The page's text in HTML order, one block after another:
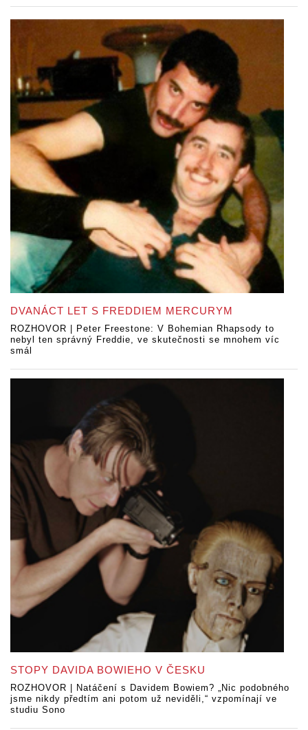
DVANÁCT LET S FREDDIEM MERCURYM
ROZHOVOR | Peter Freestone: V Bohemian Rhapsody to
nebyl ten správný Freddie, ve skutečnosti se mnohem víc
smál
STOPY DAVIDA BOWIEHO V ČESKU
ROZHOVOR | Natáčení s Davidem Bowiem? „Nic podobného
jsme nikdy předtím ani potom už neviděli,“ vzpomínají ve
studiu Sono